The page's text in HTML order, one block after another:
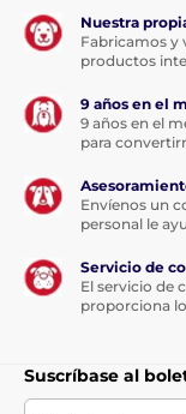
Nuestra
Fabricamos y
productos
9 años en el
9 años en el
para
Envíenos un
personal le
Servicio de
El servicio de
proporciona
Suscríbase al